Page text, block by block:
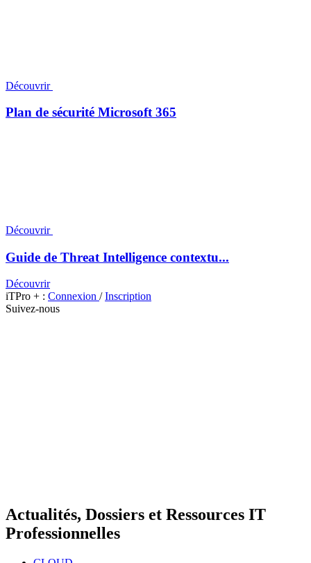
Découvrir
Plan de sécurité Microsoft 365
Découvrir
Guide de Threat Intelligence contextu...
Découvrir
iTPro + : Connexion /Inscription
Suivez-nous
Actualités, Dossiers et Ressources IT
Professionnelles